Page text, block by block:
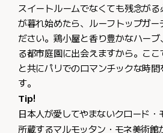
スイートルームでなくても残念が
が暮れ始めたら、ルーフトップガー
ださい。鶏小屋と香り豊かなハー
る都市庭園に出会えますから。こ
と共にパリでのロマンチックな時
す。
Tip!
日本人が愛してやまないクロード・
所蔵するマルモッタン・モネ美術館